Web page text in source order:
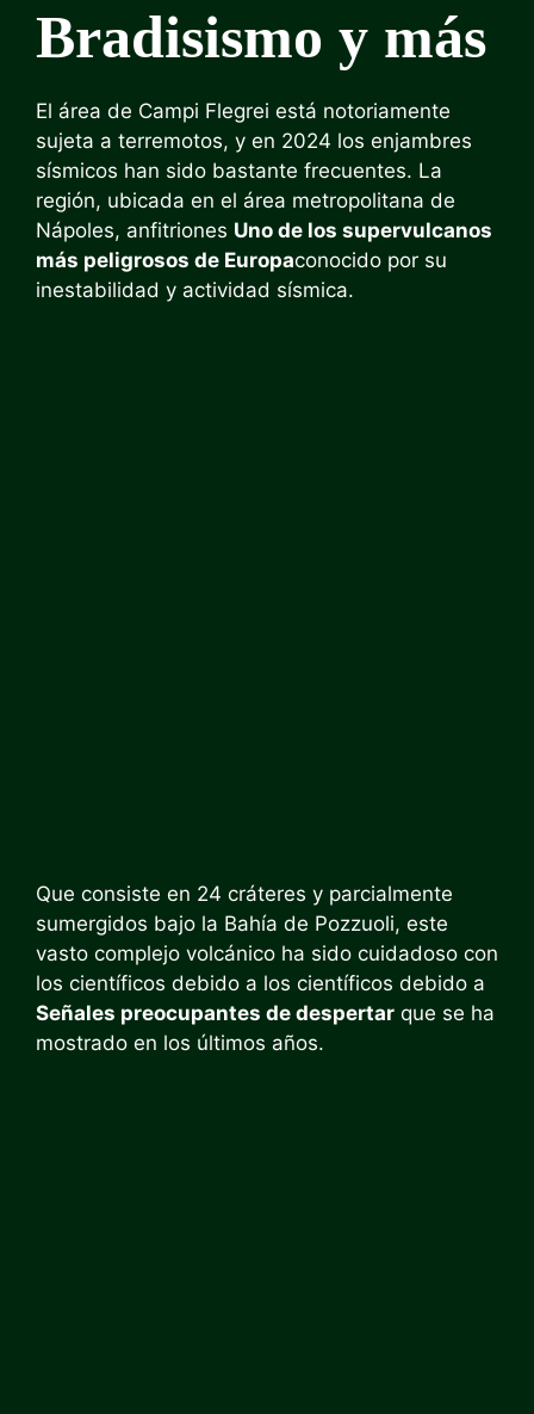
Bradisismo y más
El área de Campi Flegrei está notoriamente
sujeta a terremotos, y en 2024 los enjambres
sísmicos han sido bastante frecuentes. La
región, ubicada en el área metropolitana de
Nápoles, anfitriones Uno de los supervulcanos
más peligrosos de Europaconocido por su
inestabilidad y actividad sísmica.
Que consiste en 24 cráteres y parcialmente
sumergidos bajo la Bahía de Pozzuoli, este
vasto complejo volcánico ha sido cuidadoso con
los científicos debido a los científicos debido a
Señales preocupantes de despertar que se ha
mostrado en los últimos años.